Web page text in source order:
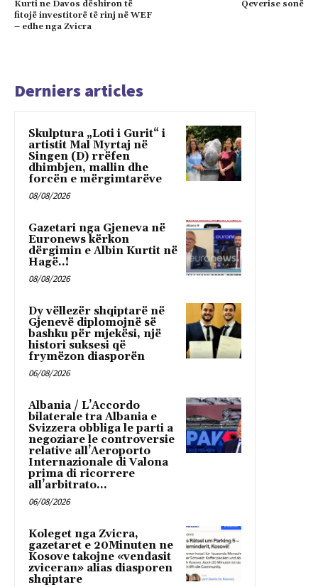
Kurti ne Davos dëshiron të
fitojë investitorë të rinj në WEF
– edhe nga Zvicra
Qeverise sonë
Derniers articles
Skulptura „Loti i Gurit“ i
artistit Mal Myrtaj në
Singen (D) rrëfen
dhimbjen, mallin dhe
forcën e mërgimtarëve
08/08/2026
Gazetari nga Gjeneva në
Euronews kërkon
dërgimin e Albin Kurtit në
Hagë..!
08/08/2026
Dy vëllezër shqiptarë në
Gjenevë diplomojnë së
bashku për mjekësi, një
histori suksesi që
frymëzon diasporën
06/08/2026
Albania / L’Accordo
bilaterale tra Albania e
Svizzera obbliga le parti a
negoziare le controversie
relative all’Aeroporto
Internazionale di Valona
prima di ricorrere
all’arbitrato...
06/08/2026
Koleget nga Zvicra,
gazetaret e 20Minuten ne
Kosove takojne «vendasit
zviceran» alias diasporen
shqiptare